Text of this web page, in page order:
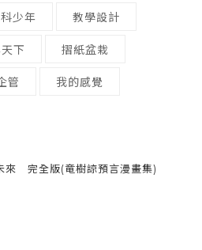
少年 教學設計
下 摺紙盆栽
管 我的感覺
來 完全版(竜樹諒預言漫畫集)